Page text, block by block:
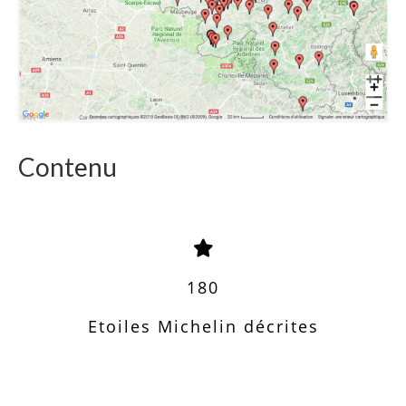
Contenu
180
Etoiles Michelin décrites